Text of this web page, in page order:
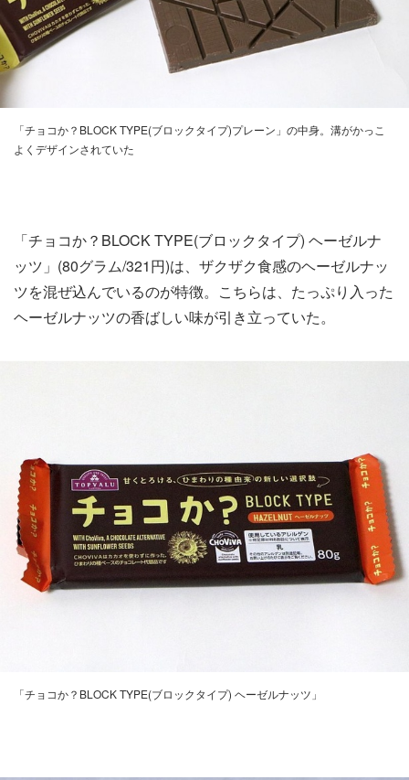
「チョコか？BLOCK TYPE(ブロックタイプ)プレーン」の中身。溝がかっこ
よくデザインされていた
「チョコか？BLOCK TYPE(ブロックタイプ) ヘーゼルナ
ッツ」(80グラム/321円)は、ザクザク食感のヘーゼルナッ
ツを混ぜ込んでいるのが特徴。こちらは、たっぷり入った
ヘーゼルナッツの香ばしい味が引き立っていた。
「チョコか？BLOCK TYPE(ブロックタイプ) ヘーゼルナッツ」